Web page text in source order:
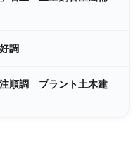
調
注順調 プラント土木建